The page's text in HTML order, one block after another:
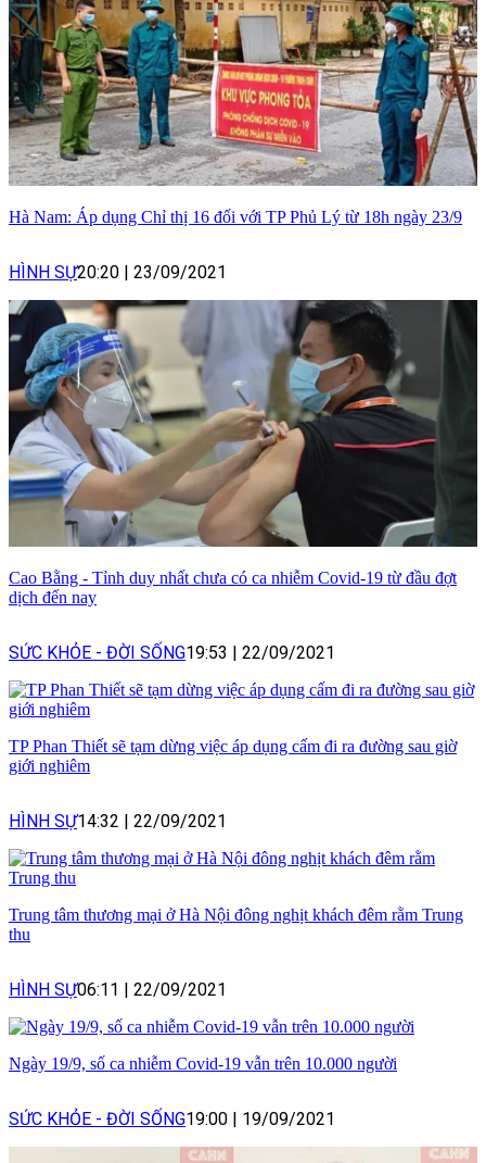
Hà Nam: Áp dụng Chỉ thị 16 đối với TP Phủ Lý từ 18h ngày 23/9
HÌNH SỰ20:20 | 23/09/2021
Cao Bằng - Tỉnh duy nhất chưa có ca nhiễm Covid-19 từ đầu đợt
dịch đến nay
SỨC KHỎE - ĐỜI SỐNG19:53 | 22/09/2021
TP Phan Thiết sẽ tạm dừng việc áp dụng cấm đi ra đường sau giờ
giới nghiêm
HÌNH SỰ14:32 | 22/09/2021
Trung tâm thương mại ở Hà Nội đông nghịt khách đêm rằm Trung
thu
HÌNH SỰ06:11 | 22/09/2021
Ngày 19/9, số ca nhiễm Covid-19 vẫn trên 10.000 người
SỨC KHỎE - ĐỜI SỐNG19:00 | 19/09/2021